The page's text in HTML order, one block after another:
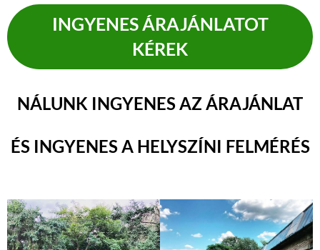
INGYENES ÁRAJÁNLATOT
KÉREK
NÁLUNK INGYENES AZ ÁRAJÁNLAT
ÉS INGYENES A HELYSZÍNI FELMÉRÉS